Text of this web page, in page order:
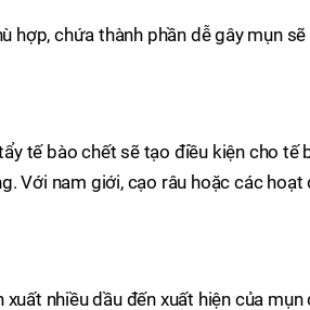
hợp, chứa thành phần dễ gây mụn
tế bào chết sẽ tạo điều kiện cho tế
Với nam giới, cạo râu hoặc các
nhiều dầu đến xuất hiện của mụn